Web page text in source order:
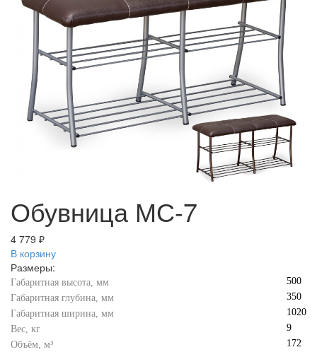
Обувница МС-7
4 779 ₽
В корзину
Размеры:
Габаритная высота, мм
500
Габаритная глубина, мм
350
Габаритная ширина, мм
1020
Вес, кг
9
Объём, м³
172